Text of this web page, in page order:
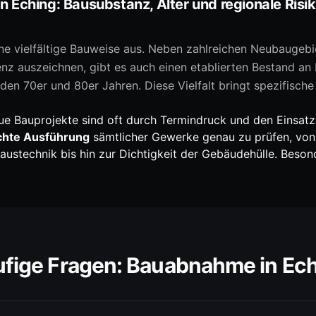
Eching: Bausubstanz, Alter und regionale
vielfältige Bauweise aus. Neben zahlreichen
auszeichnen, gibt es auch einen etablierten Bestand an
70er und 80er Jahren. Diese Vielfalt bringt
Bauprojekte sind oft durch Termindruck und den
Ausführung sämtlicher Gewerke genau zu prüfen,
bis hin zur Dichtigkeit der Gebäudehülle.
Fragen: Bauabnahmein